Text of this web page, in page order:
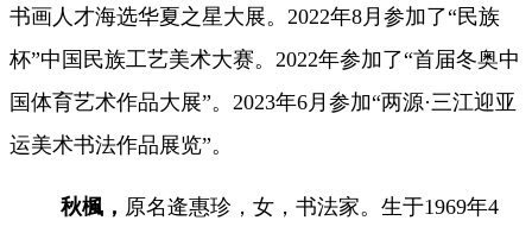
书画人才海选华夏之星大展。2022年8月参加了“民族
杯”中国民族工艺美术大赛。2022年参加了“首届冬奥中
国体育艺术作品大展”。2023年6月参加“两源·三江迎亚
运美术书法作品展览”。
秋楓， 原名逄惠珍，女，书法家。 生于1969年4